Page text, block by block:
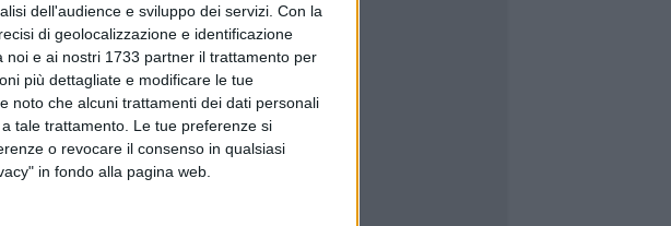
dell'audience e sviluppo dei servizi. Con la
di geolocalizzazione e identificazione
e ai nostri 1733 partner il trattamento per
più dettagliate e modificare le tue
noto che alcuni trattamenti dei dati personali
tale trattamento. Le tue preferenze si
o revocare il consenso in qualsiasi
in fondo alla pagina web.
in pochi giorni
le vittime